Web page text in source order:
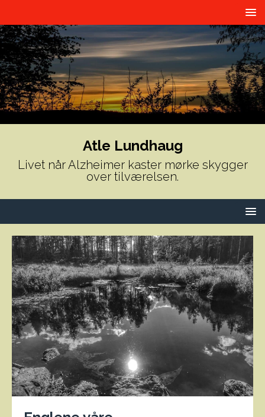
Atle Lundhaug
Livet når Alzheimer kaster mørke skygger
over tilværelsen.